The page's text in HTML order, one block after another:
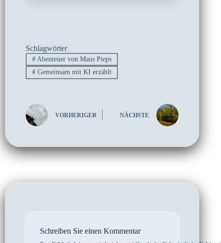
Schlagwörter
#Abenteuer von Maus Pieps
#Gemeinsam mit KI erzählt
VORHERIGER NÄCHSTE
Schreiben Sie einen Kommentar